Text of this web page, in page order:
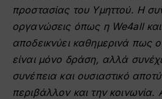
προστασίας του Υμηττού. Η
οργανώσεις όπως η We4all
αποδεικνύει καθημερινά πως
είναι μόνο δράση, αλλά
συνέπεια και ουσιαστικό
περιβάλλον και την κοινωνία.